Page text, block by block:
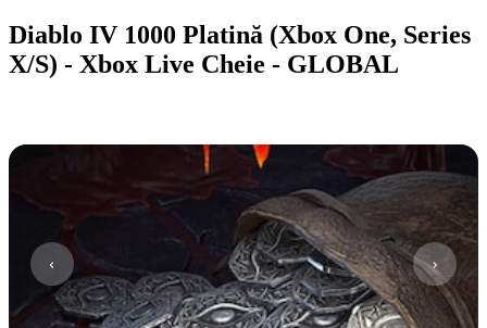
Diablo IV 1000 Platină (Xbox One, Series
X/S) - Xbox Live Cheie - GLOBAL